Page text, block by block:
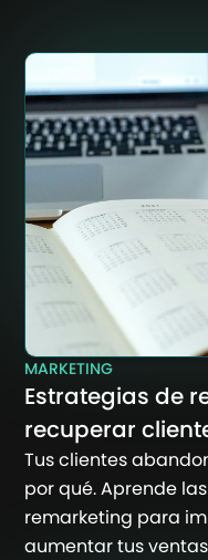
MARKETING
Estrategias de
recuperar
Tus clientes
por qué. Aprende
remarketing para
aumentar tus